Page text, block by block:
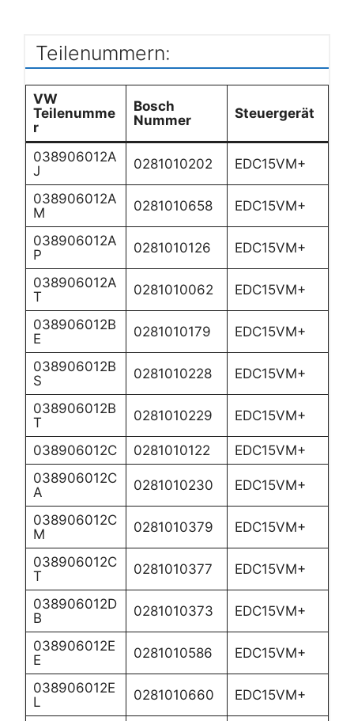
Teilenummern:
VW
Teilenumme
r
Bosch
Nummer
Steuergerät
038906012A
J
0281010202 EDC15VM+
038906012A
M
0281010658 EDC15VM+
038906012A
P
0281010126 EDC15VM+
038906012A
T
0281010062 EDC15VM+
038906012B
E
0281010179 EDC15VM+
038906012B
S
0281010228 EDC15VM+
038906012B
T
0281010229 EDC15VM+
038906012C 0281010122
EDC15VM+
038906012C
A
0281010230 EDC15VM+
038906012C
M
0281010379 EDC15VM+
038906012C
T
0281010377 EDC15VM+
038906012D
B
0281010373 EDC15VM+
038906012E
E
0281010586 EDC15VM+
038906012E
L
0281010660 EDC15VM+